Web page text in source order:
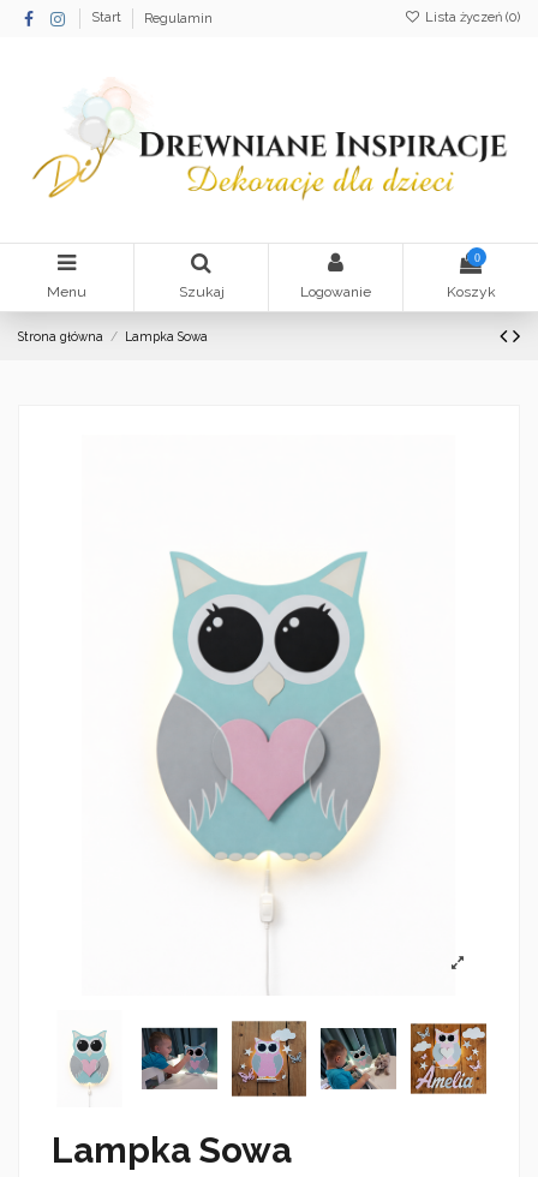
Start Regulamin Lista życzeń (0)
Menu Szukaj Logowanie
0
Koszyk
Strona główna Lampka Sowa
Lampka Sowa